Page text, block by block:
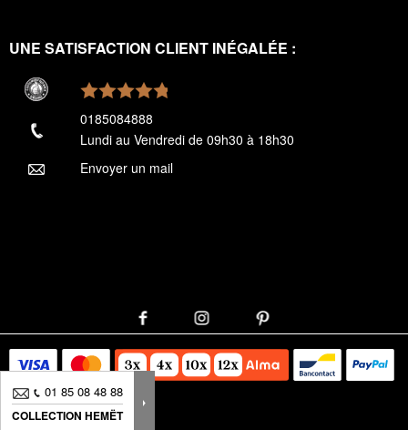
UNE SATISFACTION CLIENT INÉGALÉE :
0185084888
Lundi au Vendredi de 09h30 à 18h30
Envoyer un mail
01 85 08 48 88
COLLECTION HEMËT